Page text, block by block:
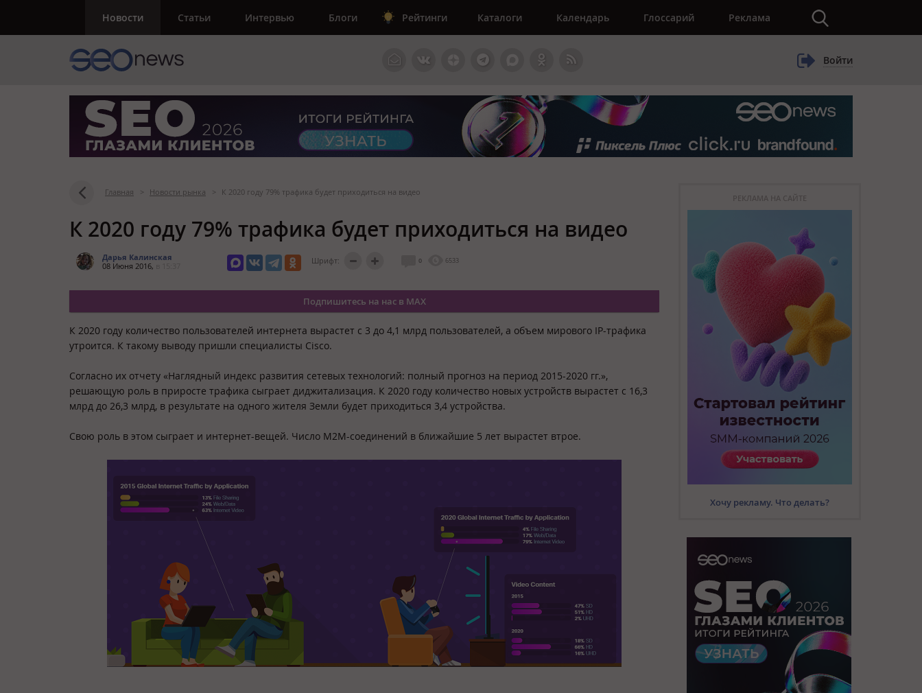
Новости Статьи Интервью Блоги Рейтинги Каталоги Календарь Глоссарий Реклама
Войти
Главная > Новости рынка > К 2020 году 79% трафика будет приходиться на видео
К 2020 году 79% трафика будет приходиться на видео
Дарья Калинская
08 Июня 2016,
Шрифт: 0 6533
Подпишитесь на нас в MAX
К 2020 году количество пользователей интернета вырастет с 3 до 4,1 млрд пользователей, а объем мирового IP-трафика
утроится. К такому выводу пришли специалисты Cisco.
Согласно их отчету «Наглядный индекс развития сетевых технологий: полный прогноз на период 2015-2020 гг.»,
решающую роль в приросте трафика сыграет диджитализация. К 2020 году количество новых устройств вырастет с 16,3
млрд до 26,3 млрд, в результате на одного жителя Земли будет приходиться 3,4 устройства.
Свою роль в этом сыграет и интернет-вещей. Число M2M-соединений в ближайшие 5 лет вырастет втрое.
РЕКЛАМА НА САЙТЕ
Хочу рекламу. Что делать?